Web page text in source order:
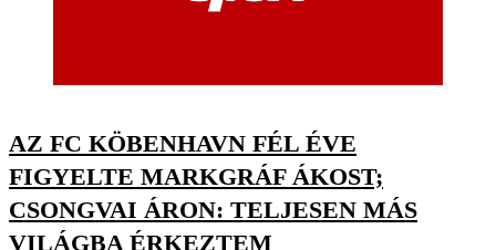
AZ FC KÖBENHAVN FÉL ÉVE
FIGYELTE MARKGRÁF ÁKOST;
CSONGVAI ÁRON: TELJESEN MÁS
VILÁGBA ÉRKEZTEM